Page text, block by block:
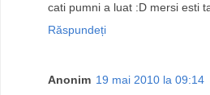
cati pumni a luat :D mersi esti
Răspundeți
Anonim 19 mai 2010 la 09:14